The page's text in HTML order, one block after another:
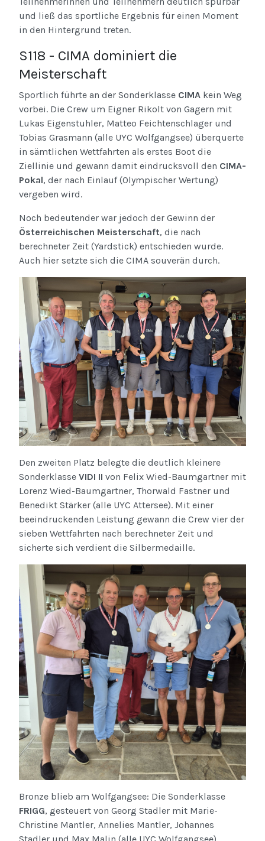
und ließ das sportliche Ergebnis für einen Moment
in den Hintergrund treten.
S118 - CIMA dominiert die
Meisterschaft
Sportlich führte an der Sonderklasse CIMA kein Weg
vorbei. Die Crew um Eigner Rikolt von Gagern mit
Lukas Eigenstuhler, Matteo Feichtenschlager und
Tobias Grasmann (alle UYC Wolfgangsee) überquerte
in sämtlichen Wettfahrten als erstes Boot die
Ziellinie und gewann damit eindrucksvoll den CIMA-
Pokal, der nach Einlauf (Olympischer Wertung)
vergeben wird.
Noch bedeutender war jedoch der Gewinn der
Österreichischen Meisterschaft, die nach
berechneter Zeit (Yardstick) entschieden wurde.
Auch hier setzte sich die CIMA souverän durch.
Den zweiten Platz belegte die deutlich kleinere
Sonderklasse VIDI II von Felix Wied-Baumgartner mit
Lorenz Wied-Baumgartner, Thorwald Fastner und
Benedikt Stärker (alle UYC Attersee). Mit einer
beeindruckenden Leistung gewann die Crew vier der
sieben Wettfahrten nach berechneter Zeit und
sicherte sich verdient die Silbermedaille.
Bronze blieb am Wolfgangsee: Die Sonderklasse
FRIGG, gesteuert von Georg Stadler mit Marie-
Christine Mantler, Annelies Mantler, Johannes